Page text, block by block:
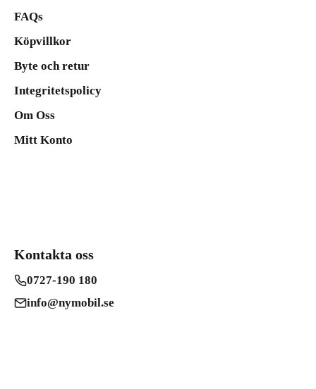
FAQs
Köpvillkor
Byte och retur
Integritetspolicy
Om Oss
Mitt Konto
Kontakta oss
0727-190 180
info@nymobil.se